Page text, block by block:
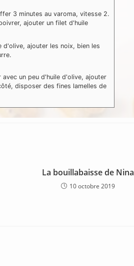
3 minutes au varoma, vitesse 2.
ajouter un filet d'huile
d'olive, ajouter les noix, bien les
un peu d'huile d'olive, ajouter
disposer des fines lamelles de
La bouillabaisse de Nina
10 octobre 2019